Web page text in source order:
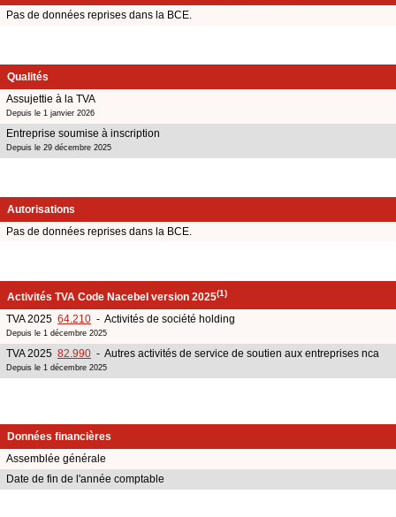
Pas de données reprises dans la BCE.
Qualités
Assujettie à la TVA
Depuis le 1 janvier 2026
Entreprise soumise à inscription
Depuis le 29 décembre 2025
Autorisations
Pas de données reprises dans la BCE.
Activités TVA Code Nacebel version 2025(1)
TVA 2025 64.210 - Activités de société holding
Depuis le 1 décembre 2025
TVA 2025 82.990 - Autres activités de service de soutien aux entreprises nca
Depuis le 1 décembre 2025
Données financières
Assemblée générale
Date de fin de l'année comptable